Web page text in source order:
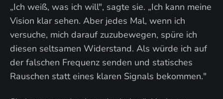
„Ich weiß, was ich will", sagte sie. „Ich kann meine
Vision klar sehen. Aber jedes Mal, wenn ich
versuche, mich darauf zuzubewegen, spüre ich
diesen seltsamen Widerstand. Als würde ich auf
der falschen Frequenz senden und statisches
Rauschen statt eines klaren Signals bekommen."